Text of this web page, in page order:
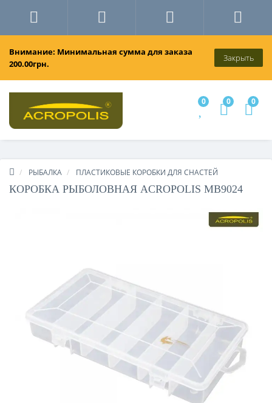
Внимание: Минимальная сумма для заказа
200.00грн.
Закрыть
0 0 0
РЫБАЛКА ПЛАСТИКОВЫЕ КОРОБКИ ДЛЯ СНАСТЕЙ
КОРОБКА РЫБОЛОВНАЯ ACROPOLIS МВ9024